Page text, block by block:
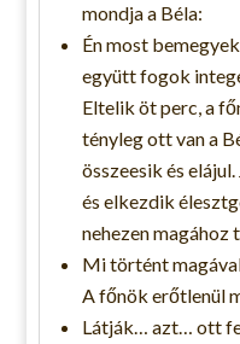
mondja a Béla:
Én most
együtt fogok
Eltelik öt perc, a
tényleg ott van a
összeesik és
és elkezdik
nehezen magához
Mi történt
A főnök erőtlenül
Látják… azt… ott